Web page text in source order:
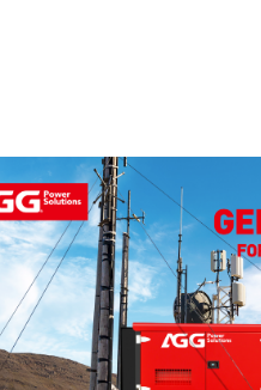
P СЕРИЈА 250-1100 KVA
СЕРИЈА S 275-880KVA
DE СЕРИЈА 250-825 KVA
СЕРИЈА H 165-935 KVA
V СЕРИЈА 350-800 KVA